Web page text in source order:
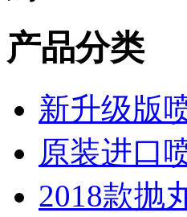
产品分类
新升级版
原装进口
2018款抛